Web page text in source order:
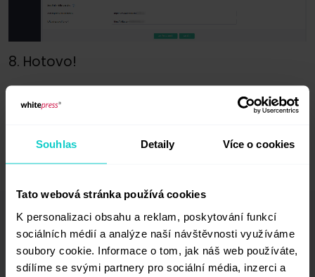
Souhlas Detaily Více o cookies
Tato webová stránka používá cookies
K personalizaci obsahu a reklam, poskytování funkcí
sociálních médií a analýze naší návštěvnosti využíváme
soubory cookie. Informace o tom, jak náš web používáte,
sdílíme se svými partnery pro sociální média, inzerci a
8. Hotovo!
Vaše komentáře (0)